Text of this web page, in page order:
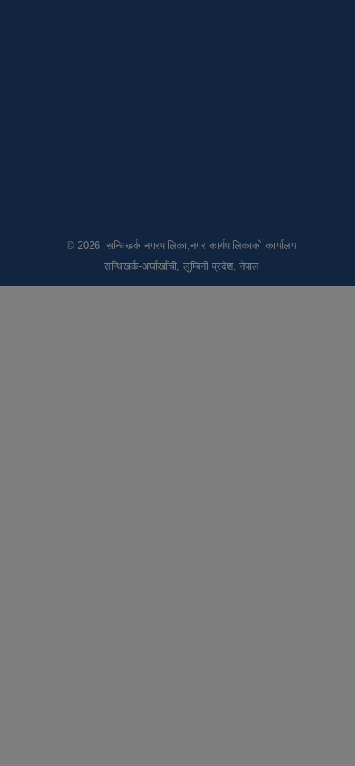
© 2026 सन्धिखर्क नगरपालिका,नगर कार्यपालिकाको कार्यालय
सन्धिखर्क-अर्घाखाँची, लुम्बिनी प्रदेश, नेपाल